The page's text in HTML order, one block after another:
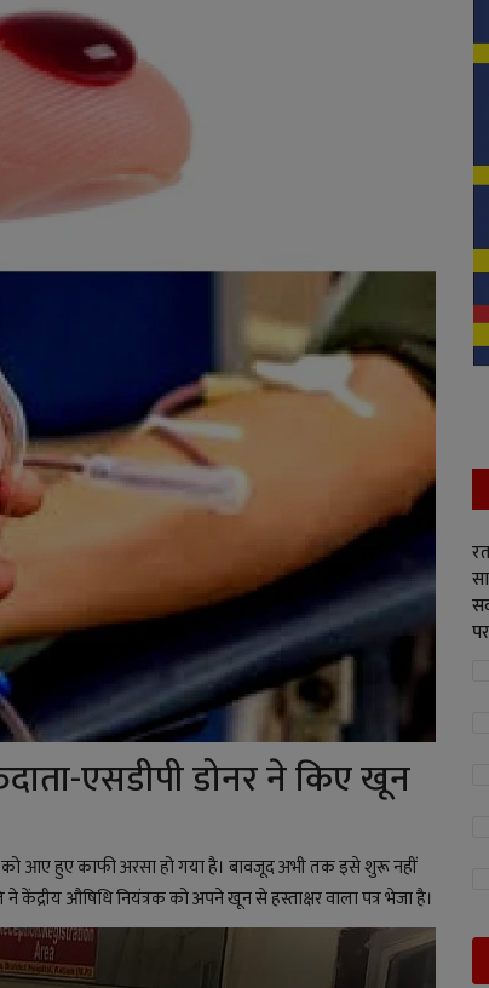
एसडीपी डोनर ने किए खून
आए हुए काफी अरसा हो गया है। बावजूद अभी तक इसे शुरू नहीं
औषिधि नियंत्रक को अपने खून से हस्ताक्षर वाला पत्र भेजा है।